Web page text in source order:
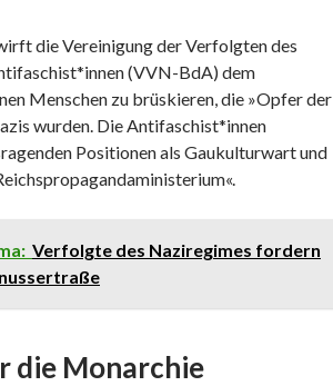
die Vereinigung der Verfolgten des
(VVN-BdA) dem
Menschen zu brüskieren, die »Opfer der
wurden. Die Antifaschist*innen
Positionen als Gaukulturwart und
Verfolgte des Naziregimes fordern
die Monarchie